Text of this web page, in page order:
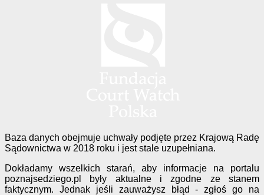
Baza danych obejmuje uchwały podjęte przez Krajową Radę
Sądownictwa w 2018 roku i jest stale uzupełniana.
Dokładamy wszelkich starań, aby informacje na portalu
poznajsedziego.pl były aktualne i zgodne ze stanem
faktycznym. Jednak jeśli zauważysz błąd - zgłoś go na